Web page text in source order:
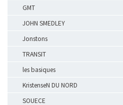
GMT
JOHN SMEDLEY
Jonstons
TRANSIT
les basiques
KristenseN DU NORD
SOUECE